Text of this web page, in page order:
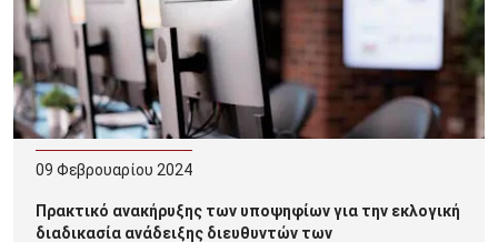
09 Φεβρουαρίου 2024
Πρακτικό ανακήρυξης των υποψηφίων για την εκλογική
διαδικασία ανάδειξης διευθυντών των